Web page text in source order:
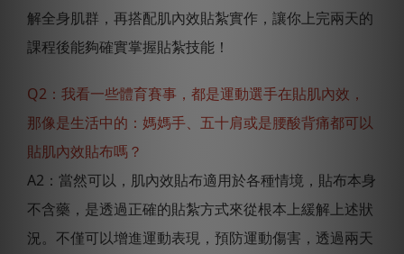
解全身肌群，再搭配肌內效貼紮實作，讓你上完兩天的
課程後能夠確實掌握貼紮技能！
Q2：我看一些體育賽事，都是運動選手在貼肌內效，
那像是生活中的：媽媽手、五十肩或是腰酸背痛都可以
貼肌內效貼布嗎？
A2：當然可以，肌內效貼布適用於各種情境，貼布本身
不含藥，是透過正確的貼紮方式來從根本上緩解上述狀
況。不僅可以增進運動表現，預防運動傷害，透過兩天